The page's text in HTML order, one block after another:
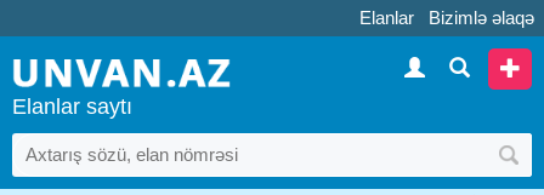
Elanlar Bizimlə əlaqə
Elanlar saytı